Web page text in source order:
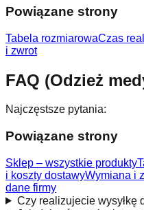
Powiązane strony
Tabela rozmiarowaCzas
i zwrot
FAQ (Odzież
Najczęstsze pytania:
Powiązane strony
Sklep – wszystkie produkty
i koszty dostawyWymiana i
dane firmy
Czy realizujecie wysyłkę